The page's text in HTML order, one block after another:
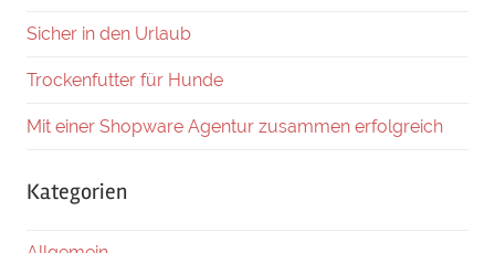
Sicher in den Urlaub
Trockenfutter für Hunde
Mit einer Shopware Agentur zusammen erfolgreich
Kategorien